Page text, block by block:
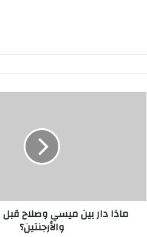
والأرجنتين؟
ماذا دار بين ميسي وصلاح قبل
والأرجنتين؟